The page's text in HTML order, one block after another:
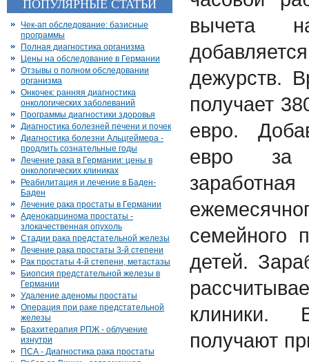
ПОПУЛЯРНЫЕ СТАТЬИ
Чек-ап обследование: базисные
программы
Полная диагностика организма
Цены на обследование в Германии
Отзывы о полном обследовании
организма
Онкочек: ранняя диагностика
онкологических заболеваний
Программы диагностики здоровья
Диагностика болезней печени и почек
Диагностика болезни Альцгеймера -
продлить сознательные годы
Лечение рака в Германии: цены в
онкологических клиниках
Реабилитация и лечение в Баден-
Баден
Лечение рака простаты в Германии
Аденокарцинома простаты -
злокачественная опухоль
Стадии рака предстательной железы
Лечение рака простаты 3-й степени
Рак простаты 4-й степени, метастазы
Биопсия предстательной железы в
Германии
Удаление аденомы простаты
Операция при раке предстательной
железы
Брахитерапия РПЖ - облучение
изнутри
ПСА - Диагностика рака простаты
вычета
дежурств.
получает
евро.
евро за
семейного
детей.
клиники.
получают